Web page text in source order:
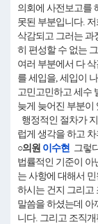
의회에 사전보고를
못된 부분입니다.
삭감되고 그러는 과
히 편성할 수 없는
여러 부분에서 다
를 세입을, 세입이
고민고민하고 세수
늦게 늦어진 부분이
행정적인 절차가
럽게 생각을 하고
○의원 이수현 그렇
법률적인 기준이 아
는 사항에 대해서
하시는 건지 그리고
말씀을 하셨는데 아
니다. 그리고 조직